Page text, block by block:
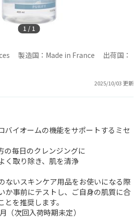
1 / 1
製造国：Made in France 出荷国：
2025/10/03 更新
バイオームの機能をサポートするミセ
の毎日のクレンジングに
く取り除き、肌を清浄
ないスキンケア用品をお使いになる際
か事前にテストし、ご自身の肌質に合
を推奨します。
（次回入荷時期未定）